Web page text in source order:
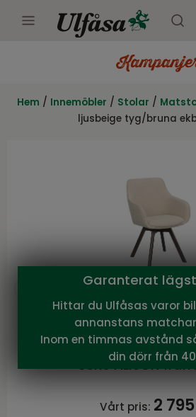
Innemöbler
Kampanjer
Hem / Innemöbler / Stolar /
ljusbeige tyg/bruna
Alison karmstol
ekben
Serie ALISON från
Vårt pris: 2 795
Garanterat
Hittar du Ulfåsas varor
annanstans
Inom en timmas avstånd
din dörr från